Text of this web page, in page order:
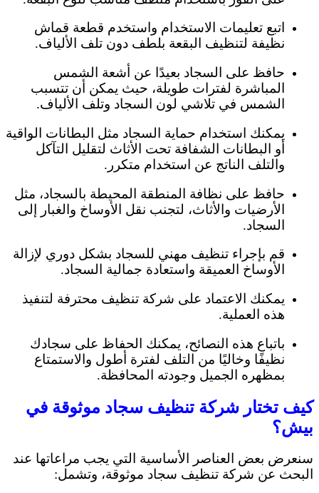
اتبع تعليمات الاستخدام واستخدم قطعة قماش
نظيفة لتنظيف البقعة بلطف دون تلف الألياف.
حافظ على السجاد بعيدًا عن أشعة الشمس
المباشرة لفترات طويلة، حيث يمكن أن تتسبب
الشمس في تلاشي لون السجاد وتلف الألياف.
يمكنك استخدام حماية السجاد مثل البطانات الواقية
أو البطانات الشفافة تحت الأثاث لتقليل التآكل
والتلف الناتج عن استخدام متكرر.
حافظ على نظافة المنطقة المحيطة بالسجاد، مثل
الأرضيات والأثاث، لتجنب نقل الأوساخ والغبار إلى
السجاد.
قم بإجراء تنظيف مهني للسجاد بشكل دوري لإزالة
الأوساخ العميقة واستعادة جمالية السجاد.
يمكنك الاعتماد على شركة تنظيف محترفة لتنفيذ
هذه العملية.
باتباع هذه النصائح، يمكنك الحفاظ على سجادك
نظيفًا وخاليًا من التلف لفترة أطول والاستمتاع
بمظهره الجميل وجودته المحافظة.
كيف تختار شركة تنظيف سجاد موثوقة في
بيش؟
سنعرض بعض العناصر الأساسية التي يجب مراعاتها عند
البحث عن شركة تنظيف سجاد موثوقة، وتشمل: